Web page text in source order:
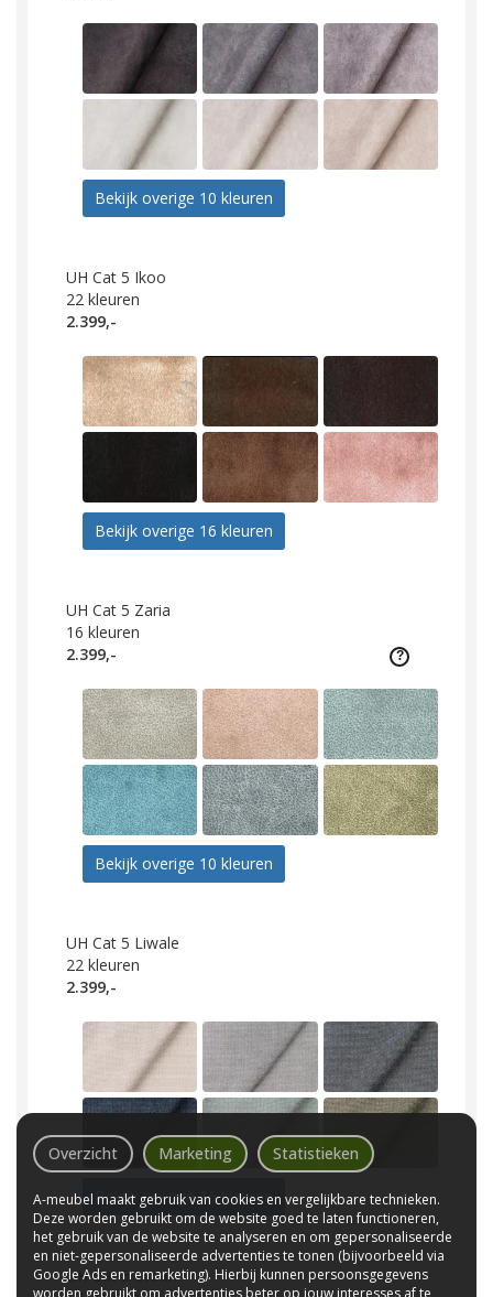
Bekijk overige 10 kleuren
UH Cat 5 Ikoo
22 kleuren
2.399,-
Bekijk overige 16 kleuren
UH Cat 5 Zaria
16 kleuren
2.399,-
Bekijk overige 10 kleuren
UH Cat 5 Liwale
22 kleuren
2.399,-
Bekijk overige 16 kleuren
UH Cat 5 Urban
Overzicht Marketing Statistieken
A-meubel maakt gebruik van cookies en vergelijkbare technieken.
Deze worden gebruikt om de website goed te laten functioneren,
het gebruik van de website te analyseren en om gepersonaliseerde
en niet-gepersonaliseerde advertenties te tonen (bijvoorbeeld via
Google Ads en remarketing). Hierbij kunnen persoonsgegevens
worden gebruikt om advertenties beter op jouw interesses af te